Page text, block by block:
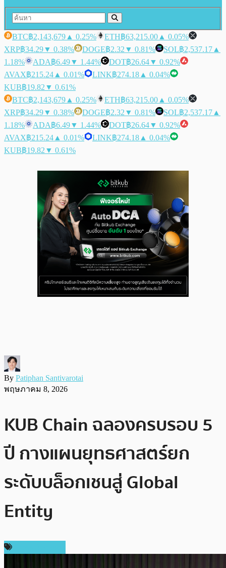
BTC฿2,143,679 ▲ 0.25% ETH฿63,215.00 ▲ 0.05%
XRP฿34.29▼ 0.38% DOGE฿2.32 ▼ 0.81% SOL฿2,537.17 ▲
1.18%
ADA฿6.49▼ 1.44% DOT฿26.64▼ 0.92%
AVAX฿215.24 ▲ 0.01% LINK฿274.18 ▲ 0.04%
KUB฿19.82 ▼ 0.61%
BTC฿2,143,679 ▲ 0.25% ETH฿63,215.00 ▲ 0.05%
XRP฿34.29▼ 0.38% DOGE฿2.32 ▼ 0.81% SOL฿2,537.17 ▲
1.18%
ADA฿6.49▼ 1.44% DOT฿26.64▼ 0.92%
AVAX฿215.24 ▲ 0.01% LINK฿274.18 ▲ 0.04%
KUB฿19.82 ▼ 0.61%
By Patiphan Santivarotai
พฤษภาคม 8, 2026
KUB Chain ฉลองครบรอบ 5
ปี กางแผนยุทธศาสตร์ยก
ระดับบล็อกเชนสู่ Global
Entity